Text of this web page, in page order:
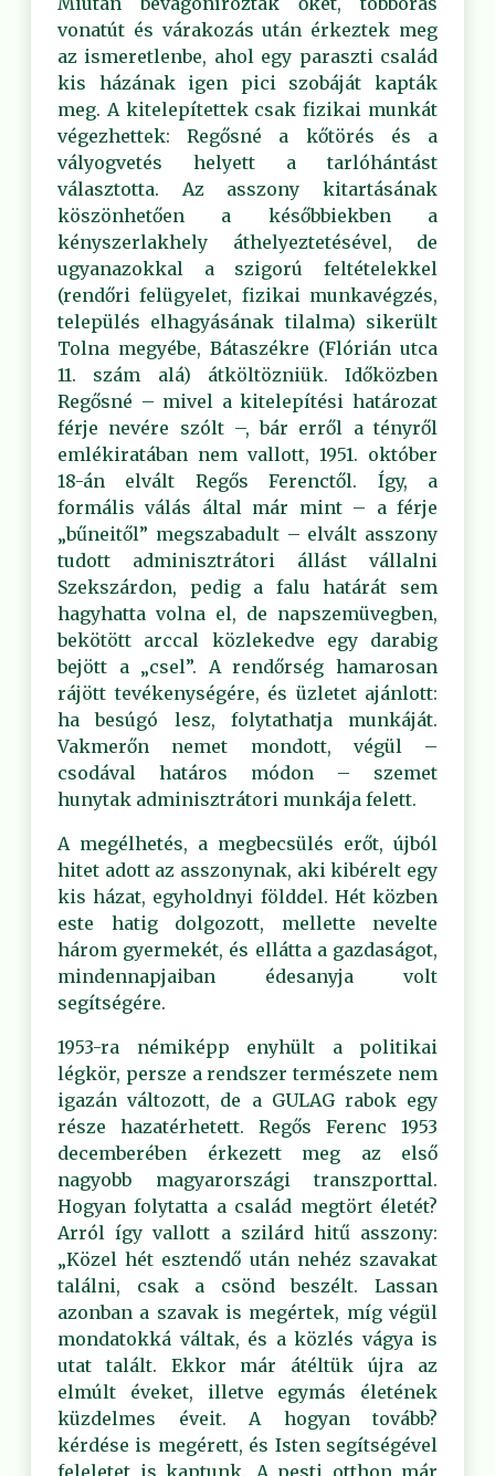
vonatút és várakozás után érkeztek meg
az ismeretlenbe, ahol egy paraszti család
kis házának igen pici szobáját kapták
meg. A kitelepítettek csak fizikai munkát
végezhettek: Regősné a kőtörés és a
vályogvetés helyett a tarlóhántást
választotta. Az asszony kitartásának
köszönhetően a későbbiekben a
kényszerlakhely áthelyeztetésével, de
ugyanazokkal a szigorú feltételekkel
(rendőri felügyelet, fizikai munkavégzés,
település elhagyásának tilalma) sikerült
Tolna megyébe, Bátaszékre (Flórián utca
11. szám alá) átköltözniük. Időközben
Regősné – mivel a kitelepítési határozat
férje nevére szólt –, bár erről a tényről
emlékiratában nem vallott, 1951. október
18-án elvált Regős Ferenctől. Így, a
formális válás által már mint – a férje
„bűneitől” megszabadult – elvált asszony
tudott adminisztrátori állást vállalni
Szekszárdon, pedig a falu határát sem
hagyhatta volna el, de napszemüvegben,
bekötött arccal közlekedve egy darabig
bejött a „csel”. A rendőrség hamarosan
rájött tevékenységére, és üzletet ajánlott:
ha besúgó lesz, folytathatja munkáját.
Vakmerőn nemet mondott, végül –
csodával határos módon – szemet
hunytak adminisztrátori munkája felett.
A megélhetés, a megbecsülés erőt, újból
hitet adott az asszonynak, aki kibérelt egy
kis házat, egyholdnyi földdel. Hét közben
este hatig dolgozott, mellette nevelte
három gyermekét, és ellátta a gazdaságot,
mindennapjaiban édesanyja volt
segítségére.
1953-ra némiképp enyhült a politikai
légkör, persze a rendszer természete nem
igazán változott, de a GULAG rabok egy
része hazatérhetett. Regős Ferenc 1953
decemberében érkezett meg az első
nagyobb magyarországi transzporttal.
Hogyan folytatta a család megtört életét?
Arról így vallott a szilárd hitű asszony:
„Közel hét esztendő után nehéz szavakat
találni, csak a csönd beszélt. Lassan
azonban a szavak is megértek, míg végül
mondatokká váltak, és a közlés vágya is
utat talált. Ekkor már átéltük újra az
elmúlt éveket, illetve egymás életének
küzdelmes éveit. A hogyan tovább?
kérdése is megérett, és Isten segítségével
feleletet is kaptunk. A pesti otthon már